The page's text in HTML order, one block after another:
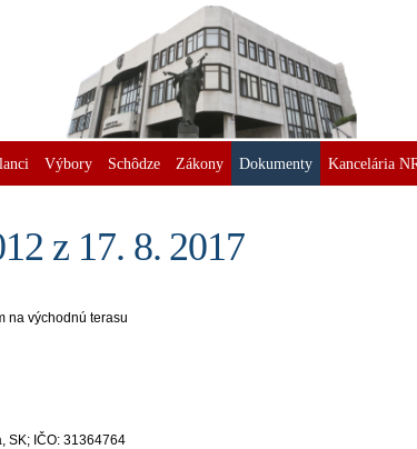
Výbory Schôdze Zákony Dokumenty Kancelária
z 17. 8. 2017
na východnú terasu
SK; IČO: 31364764